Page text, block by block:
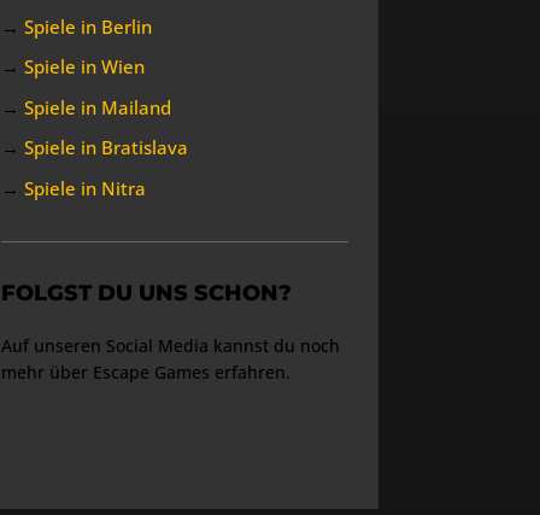
→ Spiele in Berlin
→ Spiele in Wien
→ Spiele in Mailand
→ Spiele in Bratislava
→ Spiele in Nitra
FOLGST DU UNS SCHON?
Auf unseren Social Media kannst du noch
mehr über Escape Games erfahren.